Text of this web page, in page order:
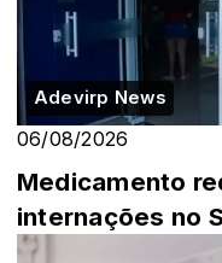
Adevirp News
06/08/2026
Medicamento
internações no